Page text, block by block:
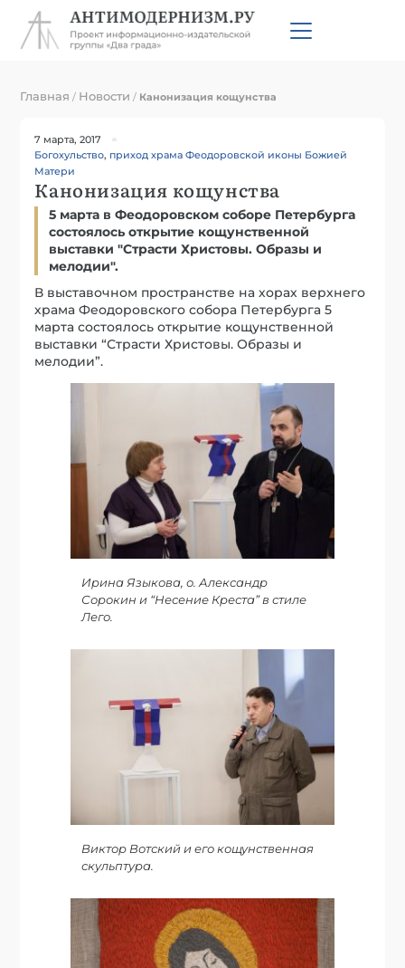
Главная / Новости / Канонизация кощунства
7 марта, 2017
Богохульство, приход храма Феодоровской иконы Божией
Матери
Канонизация кощунства
5 марта в Феодоровском соборе Петербурга
состоялось открытие кощунственной
выставки "Страсти Христовы. Образы и
мелодии".
В выставочном пространстве на хорах верхнего
храма Феодоровского собора Петербурга 5
марта состоялось открытие кощунственной
выставки “Страсти Христовы. Образы и
мелодии”.
Ирина Языкова, о. Александр
Сорокин и “Несение Креста” в стиле
Лего.
Виктор Вотский и его кощунственная
скульптура.